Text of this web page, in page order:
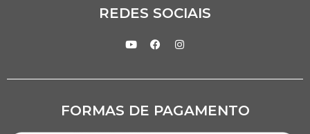
REDES SOCIAIS
FORMAS DE PAGAMENTO